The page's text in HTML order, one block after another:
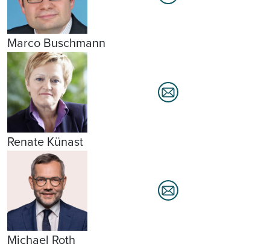
Marco Buschmann
Renate Künast
Michael Roth